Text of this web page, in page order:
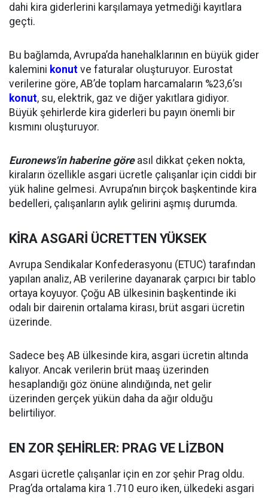
dahi kira giderlerini karşılamaya yetmediği kayıtlara
geçti.
Bu bağlamda, Avrupa’da hanehalklarının en büyük gider
kalemini konut ve faturalar oluşturuyor. Eurostat
verilerine göre, AB’de toplam harcamaların %23,6’sı
konut, su, elektrik, gaz ve diğer yakıtlara gidiyor.
Büyük şehirlerde kira giderleri bu payın önemli bir
kısmını oluşturuyor.
Euronews'in haberine göreasıl dikkat çeken nokta,
kiraların özellikle asgari ücretle çalışanlar için ciddi bir
yük haline gelmesi. Avrupa’nın birçok başkentinde kira
bedelleri, çalışanların aylık gelirini aşmış durumda.
KİRA ASGARİ ÜCRETTEN YÜKSEK
Avrupa Sendikalar Konfederasyonu (ETUC) tarafından
yapılan analiz, AB verilerine dayanarak çarpıcı bir tablo
ortaya koyuyor. Çoğu AB ülkesinin başkentinde iki
odalı bir dairenin ortalama kirası, brüt asgari ücretin
üzerinde.
Sadece beş AB ülkesinde kira, asgari ücretin altında
kalıyor. Ancak verilerin brüt maaş üzerinden
hesaplandığı göz önüne alındığında, net gelir
üzerinden gerçek yükün daha da ağır olduğu
belirtiliyor.
EN ZOR ŞEHİRLER: PRAG VE LİZBON
Asgari ücretle çalışanlar için en zor şehir Prag oldu.
Prag’da ortalama kira 1.710 euro iken, ülkedeki asgari